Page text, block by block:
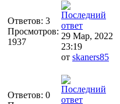
Ответов: 3
Просмотров:
1937
29 Мар, 2022
23:19
от skaners85
Ответов: 0